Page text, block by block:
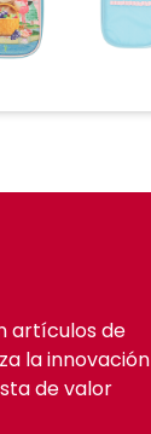
artículos de
la innovación
de valor